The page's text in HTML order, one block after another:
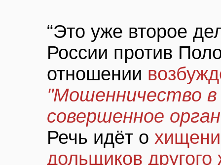
“Это уже второе
России против
отношении
"Мошенничество в
совершенное
Речь идёт о
дольщиков